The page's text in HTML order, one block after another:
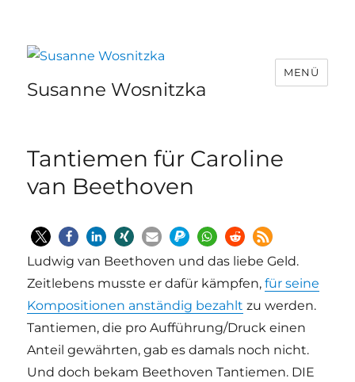
Susanne Wosnitzka
MENÜ
Tantiemen für Caroline
van Beethoven
Ludwig van Beethoven und das liebe Geld.
Zeitlebens musste er dafür kämpfen,für seine
Kompositionen anständig bezahlt zu werden.
Tantiemen, die pro Aufführung/Druck einen
Anteil gewährten, gab es damals noch nicht.
Und doch bekam Beethoven Tantiemen. DIE